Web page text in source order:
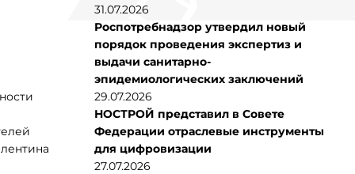
31.07.2026
Роспотребнадзор утвердил новый
порядок проведения экспертиз и
выдачи санитарно-
эпидемиологических заключений
29.07.2026
НОСТРОЙ представил в Совете
Федерации отраслевые инструменты
для цифровизации
27.07.2026